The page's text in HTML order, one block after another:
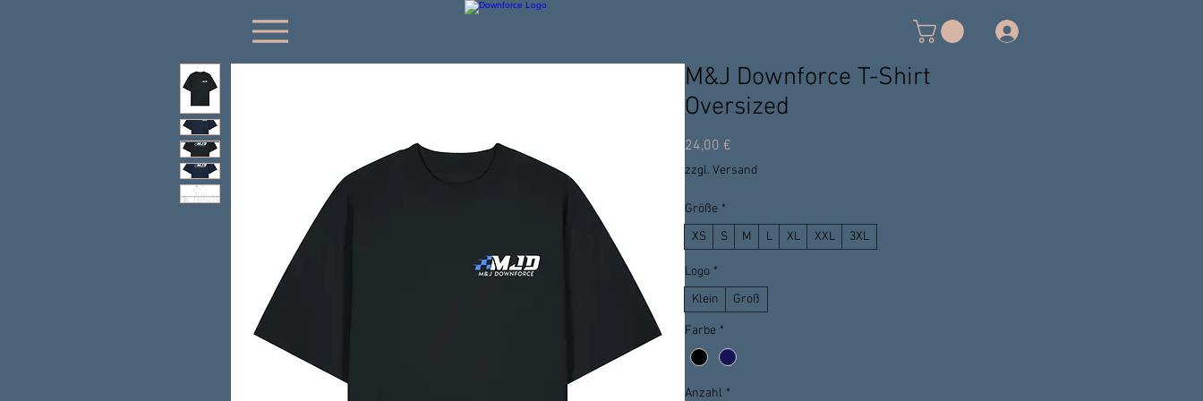
M&J Downforce T-Shirt
Oversized
24,00 €
zzgl. Versand
Größe *
XS
S M L XL XXL 3XL
Logo *
Klein
Groß
Farbe *
Anzahl *